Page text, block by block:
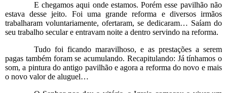
E chegamos aqui onde estamos. Porém esse pavilhão não
estava desse jeito. Foi uma grande reforma e diversos irmãos
trabalharam voluntariamente, ofertaram, se dedicaram… Saíam do
seu trabalho secular e entravam noite a dentro servindo na reforma.
Tudo foi ficando maravilhoso, e as prestações a serem
pagas também foram se acumulando. Recapitulando: Já tínhamos o
som, a pintura do antigo pavilhão e agora a reforma do novo e mais
o novo valor de aluguel…